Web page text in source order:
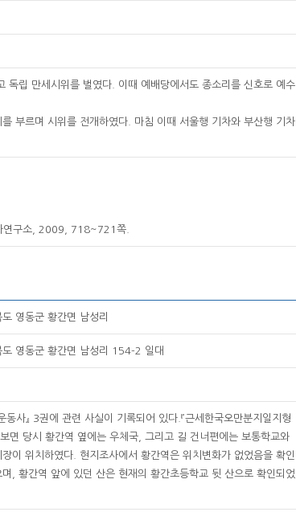
립 만세시위를 벌였다. 이때 예배당에서도 종소리를 신호로 예수
부르며 시위를 전개하였다. 마침 이때 서울행 기차와 부산행 기차
사연구소, 2009, 718~721쪽.
도 영동군 황간면 남성리
도 영동군 황간면 남성리 154-2 일대
동사』 3권에 관련 사실이 기록되어 있다.『근세한국오만분지일지형
보면 당시 황간역 옆에는 우체국, 그리고 길 건너편에는 보통학교와
장이 위치하였다. 현지조사에서 황간역은 위치변화가 없었음을 확인
며, 황간역 앞에 있던 산은 현재의 황간초등학교 뒷 산으로 확인되었